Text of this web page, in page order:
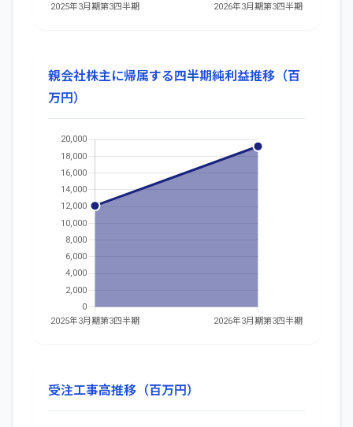
親会社株主に帰属する四半期純利益推移（百
万円）
受注工事高推移（百万円）